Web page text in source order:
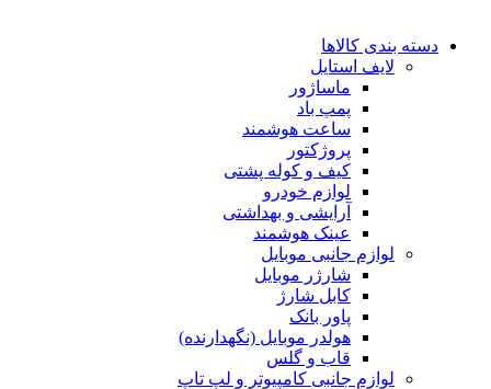
دسته بندی کالاها
لایف استایل
ماساژور
پمپ باد
ساعت هوشمند
پروژکتور
کیف و کوله پشتی
لوازم خودرو
آرایشی و بهداشتی
عینک هوشمند
لوازم جانبی موبایل
شارژر موبایل
کابل شارژ
پاور بانک
هولدر موبایل (نگهدارنده)
قاب و گلس
لوازم جانبی کامپیوتر و لپ تاپ